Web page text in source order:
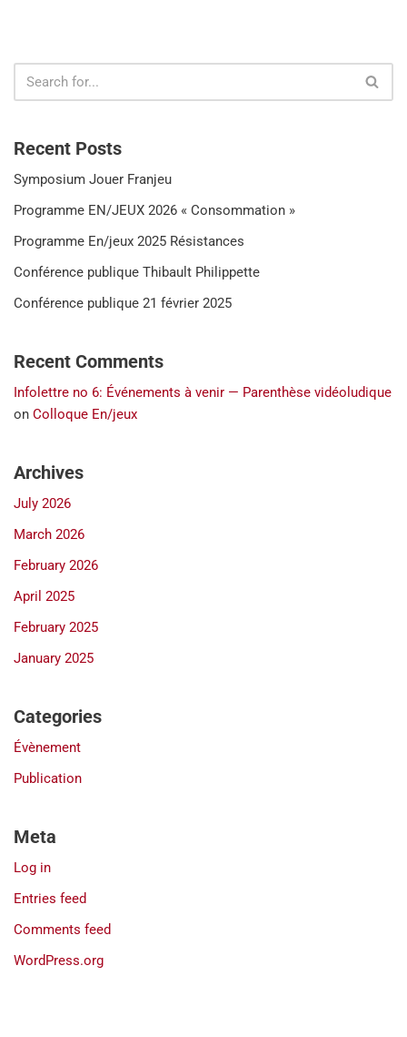
Recent Posts
Symposium Jouer Franjeu
Programme EN/JEUX 2026 « Consommation »
Programme En/jeux 2025 Résistances
Conférence publique Thibault Philippette
Conférence publique 21 février 2025
Recent Comments
Infolettre no 6: Événements à venir — Parenthèse vidéoludique
on Colloque En/jeux
Archives
July 2026
March 2026
February 2026
April 2025
February 2025
January 2025
Categories
Évènement
Publication
Meta
Log in
Entries feed
Comments feed
WordPress.org